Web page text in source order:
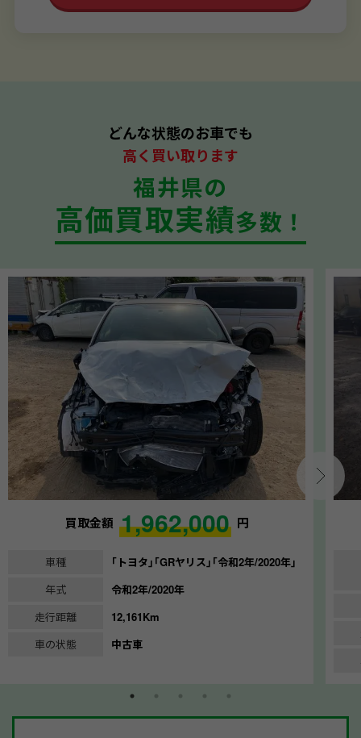
どんな状態のお車でも
高く買い取ります
福井県の
高価買取実績多数！
買取金額 1,962,000 円
車種
｢トヨタ｣｢GRヤリス｣｢令和2年/2020年｣
年式
令和2年/2020年
走行距離
12,161Km
車の状態
中古車